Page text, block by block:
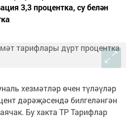
3,3 процентка, су белән
хезмәтләр өчен түләүләр
дәрәҗәсендә билгеләнгән
Бу хакта ТР Тарифлар